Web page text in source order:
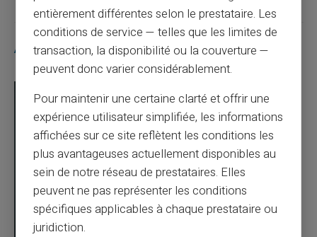
Articles similaires
entièrement différentes selon le prestataire. Les
conditions de service — telles que les limites de
transaction, la disponibilité ou la couverture —
peuvent donc varier considérablement.
Pour maintenir une certaine clarté et offrir une
expérience utilisateur simplifiée, les informations
affichées sur ce site reflètent les conditions les
plus avantageuses actuellement disponibles au
sein de notre réseau de prestataires. Elles
peuvent ne pas représenter les conditions
spécifiques applicables à chaque prestataire ou
juridiction.